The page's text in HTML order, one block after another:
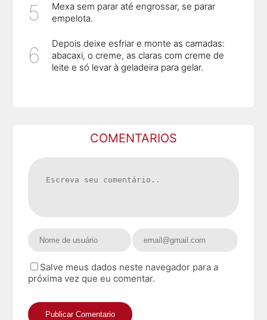
Mexa sem parar até engrossar, se parar
empelota.
Depois deixe esfriar e monte as camadas:
abacaxi, o creme, as claras com creme de
leite e só levar à geladeira para gelar.
COMENTARIOS
Salve meus dados neste navegador para a
próxima vez que eu comentar.